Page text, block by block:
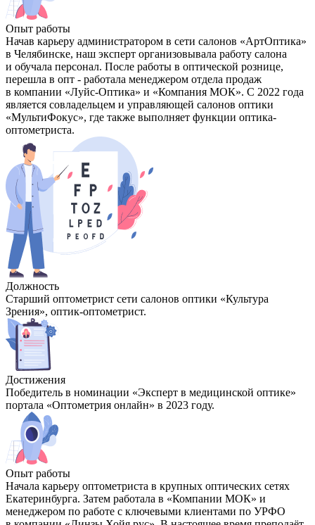
Опыт работы
Начав карьеру администратором в сети салонов «АртОптика»
в Челябинске, наш эксперт организовывала работу салона
и обучала персонал. После работы в оптической рознице,
перешла в опт - работала менеджером отдела продаж
в компании «Луйс-Оптика» и «Компания МОК». С 2022 года
является совладельцем и управляющей салонов оптики
«МультиФокус», где также выполняет функции оптика-
оптометриста.
Должность
Старший оптометрист сети салонов оптики «Культура
Зрения», оптик-оптометрист.
Достижения
Победитель в номинации «Эксперт в медицинской оптике»
портала «Оптометрия онлайн» в 2023 году.
Опыт работы
Начала карьеру оптометриста в крупных оптических сетях
Екатеринбурга. Затем работала в «Компании МОК» и
менеджером по работе с ключевыми клиентами по УРФО